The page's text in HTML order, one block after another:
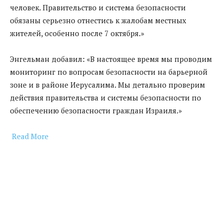
человек. Правительство и система безопасности
обязаны серьезно отнестись к жалобам местных
жителей, особенно после 7 октября.»
Энгельман добавил: «В настоящее время мы проводим
мониторинг по вопросам безопасности на барьерной
зоне и в районе Иерусалима. Мы детально проверим
действия правительства и системы безопасности по
обеспечению безопасности граждан Израиля.»
Read More